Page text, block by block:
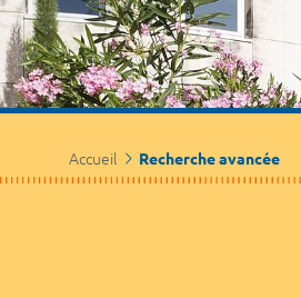
Accueil Recherche avancée